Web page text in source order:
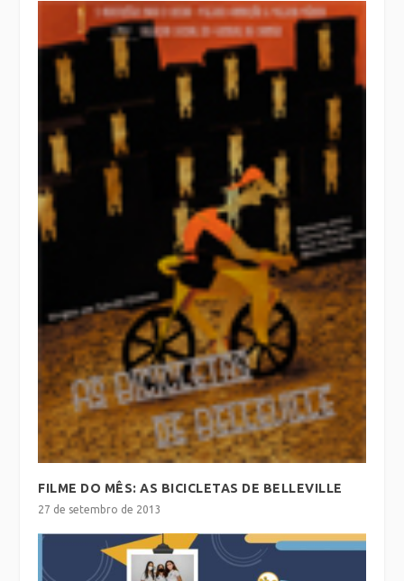
FILME DO MÊS: AS BICICLETAS DE BELLEVILLE
27 de setembro de 2013